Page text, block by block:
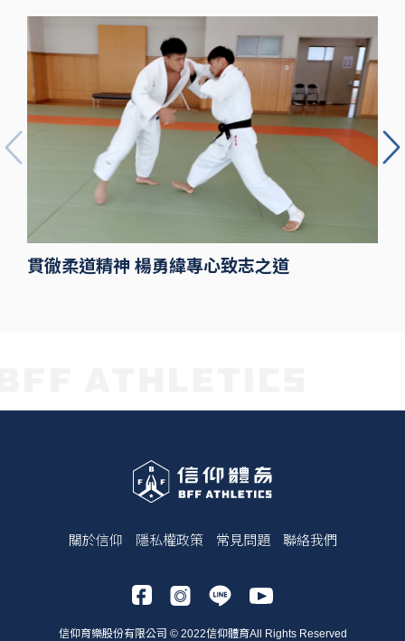
貫徹柔道精神 楊勇緯專心致志之道
關於信仰 隱私權政策 常見問題 聯絡我們
信仰育樂股份有限公司 © 2022信仰體育All Rights Reserved